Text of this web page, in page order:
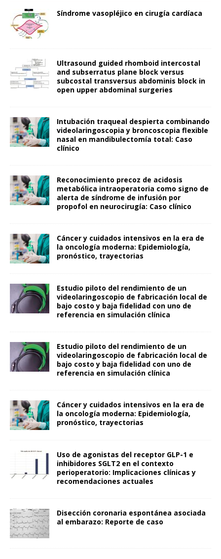
Síndrome vasopléjico en cirugía cardíaca
Ultrasound guided rhomboid intercostal
and subserratus plane block versus
subcostal transversus abdominis block in
open upper abdominal surgeries
Intubación traqueal despierta combinando
videolaringoscopia y broncoscopia flexible
nasal en mandibulectomía total: Caso
clínico
Reconocimiento precoz de acidosis
metabólica intraoperatoria como signo de
alerta de síndrome de infusión por
propofol en neurocirugía: Caso clínico
Cáncer y cuidados intensivos en la era de
la oncología moderna: Epidemiología,
pronóstico, trayectorias
Estudio piloto del rendimiento de un
videolaringoscopio de fabricación local de
bajo costo y baja fidelidad con uno de
referencia en simulación clínica
Estudio piloto del rendimiento de un
videolaringoscopio de fabricación local de
bajo costo y baja fidelidad con uno de
referencia en simulación clínica
Cáncer y cuidados intensivos en la era de
la oncología moderna: Epidemiología,
pronóstico, trayectorias
Uso de agonistas del receptor GLP-1 e
inhibidores SGLT2 en el contexto
perioperatorio: Implicaciones clínicas y
recomendaciones actuales
Disección coronaria espontánea asociada
al embarazo: Reporte de caso